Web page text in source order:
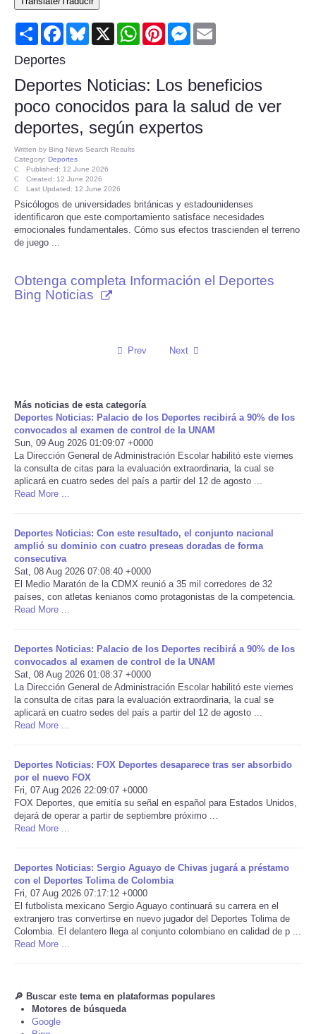
Consumer
Consumer Affairs Recalls
Food & Drug Recalls
Product Safety News
Entertainment
Health
Pets
Press Releases
Social
Sports
Technology
USA
World
Portada de Noticias
America Latina
Ciencia
Deportes
EEUU
Especiales
Internacionales
Negocios
Salud
Tiempo
Share FacebookBluesky
X WhatsAppPinterestMessenger
Deportes
Deportes Noticias: Los beneficios
poco conocidos para la salud de ver
deportes, según expertos
Written by Bing News Search Results
Category: Deportes
Published: 12 June 2026
Created: 12 June 2026
Last Updated: 12 June 2026
Psicólogos de universidades británicas y estadounidenses
identificaron que este comportamiento satisface necesidades
emocionales fundamentales. Cómo sus efectos trascienden el terreno
de juego ...
Obtenga completa Información el Deportes
Bing Noticias
Prev Next
Más noticias de esta categoría
Deportes Noticias: Palacio de los Deportes recibirá a 90% de los
convocados al examen de control de la UNAM
Sun, 09 Aug 2026 01:09:07 +0000
La Dirección General de Administración Escolar habilitó este viernes
la consulta de citas para la evaluación extraordinaria, la cual se
aplicará en cuatro sedes del país a partir del 12 de agosto ...
Read More ...
Deportes Noticias: Con este resultado, el conjunto nacional
amplió su dominio con cuatro preseas doradas de forma
consecutiva
Sat, 08 Aug 2026 07:08:40 +0000
El Medio Maratón de la CDMX reunió a 35 mil corredores de 32
países, con atletas kenianos como protagonistas de la competencia.
Read More ...
Deportes Noticias: Palacio de los Deportes recibirá a 90% de los
convocados al examen de control de la UNAM
Sat, 08 Aug 2026 01:08:37 +0000
La Dirección General de Administración Escolar habilitó este viernes
la consulta de citas para la evaluación extraordinaria, la cual se
aplicará en cuatro sedes del país a partir del 12 de agosto ...
Read More ...
Deportes Noticias: FOX Deportes desaparece tras ser absorbido
por el nuevo FOX
Fri, 07 Aug 2026 22:09:07 +0000
FOX Deportes, que emitía su señal en español para Estados Unidos,
dejará de operar a partir de septiembre próximo ...
Read More ...
Deportes Noticias: Sergio Aguayo de Chivas jugará a préstamo
con el Deportes Tolima de Colombia
Fri, 07 Aug 2026 07:17:12 +0000
El futbolista mexicano Sergio Aguayo continuará su carrera en el
extranjero tras convertirse en nuevo jugador del Deportes Tolima de
Colombia. El delantero llega al conjunto colombiano en calidad de p ...
Read More ...
🔎 Buscar este tema en plataformas populares
Motores de búsqueda
Google